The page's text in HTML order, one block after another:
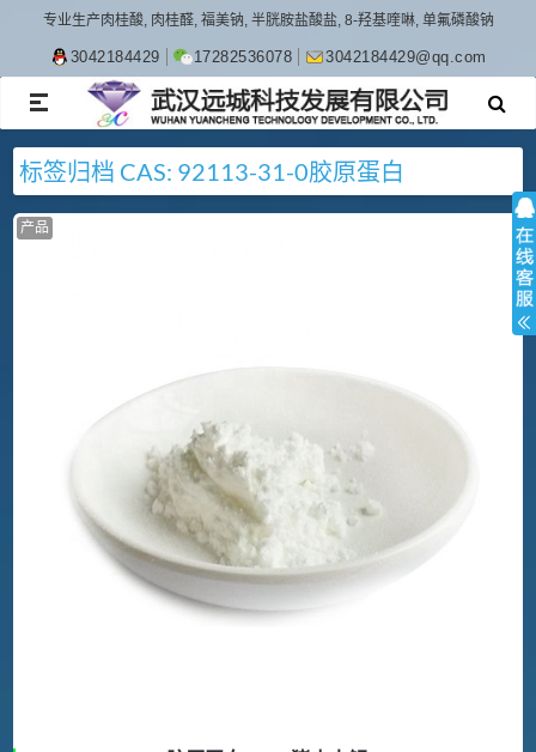
专业生产肉桂酸, 肉桂醛, 福美钠, 半胱胺盐酸盐, 8-羟基喹啉, 单氟磷酸钠
3042184429 17282536078 3042184429@qq.com
TOGGLE
NAVIGATION
标签归档 CAS: 92113-31-0胶原蛋白
产品